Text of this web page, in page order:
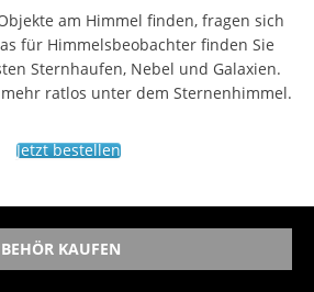
am Himmel finden, fragen sich
für Himmelsbeobachter finden Sie
Sternhaufen, Nebel und Galaxien.
ratlos unter dem Sternenhimmel.
Jetzt bestellen
KAUFEN